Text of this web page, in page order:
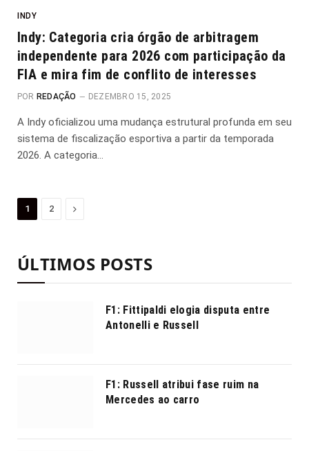
INDY
Indy: Categoria cria órgão de arbitragem
independente para 2026 com participação da
FIA e mira fim de conflito de interesses
POR REDAÇÃO DEZEMBRO 15, 2025
A Indy oficializou uma mudança estrutural profunda em seu
sistema de fiscalização esportiva a partir da temporada
2026. A categoria…
1 2 Proximo
ÚLTIMOS POSTS
F1: Fittipaldi elogia disputa entre
Antonelli e Russell
F1: Russell atribui fase ruim na
Mercedes ao carro